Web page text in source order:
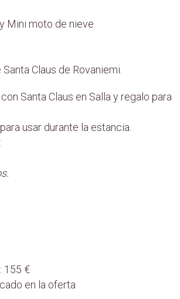
Mini moto de nieve.
Claus de Rovaniemi.
Santa Claus en Salla y regalo para
usar durante la estancia.
155 €
en la oferta